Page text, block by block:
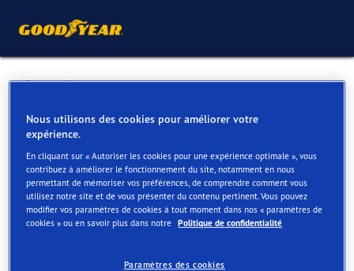
Retour liste
TRANSPORTS BOCK SA
Services disponibles en ligne et en magasin
Contact Services
Nous utilisons des cookies pour améliorer votre
expérience.
En cliquant sur « Autoriser les cookies pour une expérience optimale », vous
contribuez à améliorer le fonctionnement du site, notamment en nous
permettant de mémoriser vos préférences, de comprendre comment vous
utilisez notre site et de vous présenter du contenu pertinent. Vous pouvez
modifier vos paramètres de cookies à tout moment dans nos « paramètres de
cookies » ou en savoir plus dans notre Politique de confidentialité
Paramètres des cookies